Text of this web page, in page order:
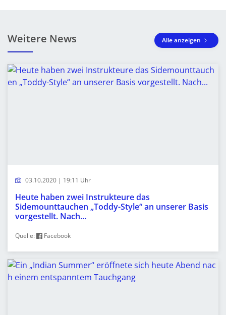
Weitere News Alle anzeigen
03.10.2020 | 19:11 Uhr
Heute haben zwei Instrukteure das
Sidemounttauchen „Toddy-Style“ an unserer Basis
vorgestellt. Nach...
Quelle: Facebook